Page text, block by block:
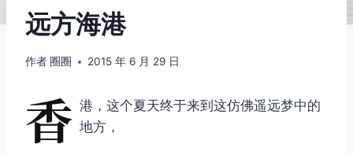
远方海港
作者 圈圈 2015 年 6 月 29 日
香 港，这个夏天终于来到这仿佛遥远梦中的
地方，